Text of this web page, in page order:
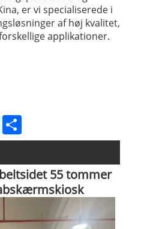
er vi specialiserede i
af høj kvalitet,
applikationer.
LinkedIn
55 tommer